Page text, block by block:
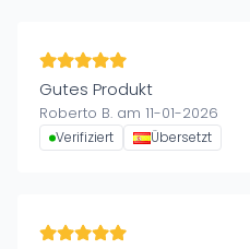
Gutes Produkt
Roberto B. am 11-01-2026
Verifiziert Übersetzt